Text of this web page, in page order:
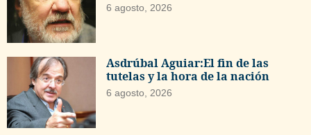
6 agosto, 2026
Asdrúbal Aguiar:El fin de las
tutelas y la hora de la nación
6 agosto, 2026